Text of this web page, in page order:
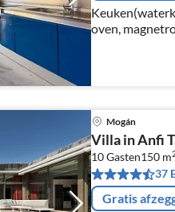
oven,
Mogán
Villa in Anfi
10 Gasten150 m
37
Gratis